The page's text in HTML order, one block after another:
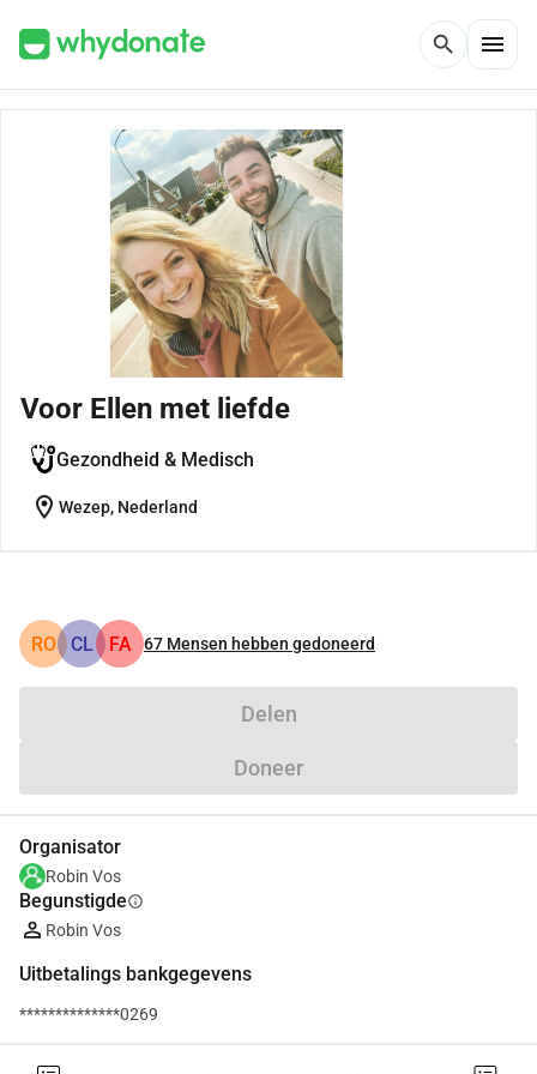
search menu
Voor Ellen met liefde
Gezondheid & Medisch
location_on Wezep, Nederland
RO CL FA 67 Mensen hebben gedoneerd
Delen
Doneer
Organisator
Robin Vos
Begunstigdeinfo
Robin Vos
Uitbetalings bankgegevens
**************0269